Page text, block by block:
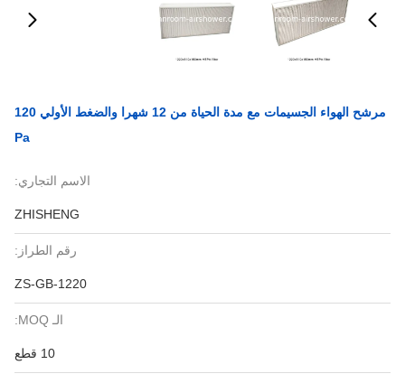
مرشح الهواء الجسيمات مع مدة الحياة من 12 شهرا والضغط الأولي 120
Pa
الاسم التجاري:
ZHISHENG
رقم الطراز:
ZS-GB-1220
الـ MOQ:
10 قطع